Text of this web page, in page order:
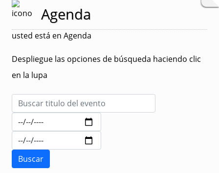
Agenda
usted está en Agenda
Despliegue las opciones de búsqueda haciendo clic
en la lupa